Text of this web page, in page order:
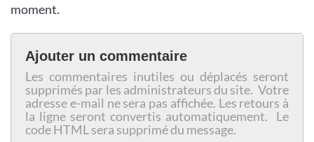
moment.
Ajouter un commentaire
Les commentaires inutiles ou déplacés seront
supprimés par les administrateurs du site. Votre
adresse e-mail ne sera pas affichée. Les retours à
la ligne seront convertis automatiquement. Le
code HTML sera supprimé du message.